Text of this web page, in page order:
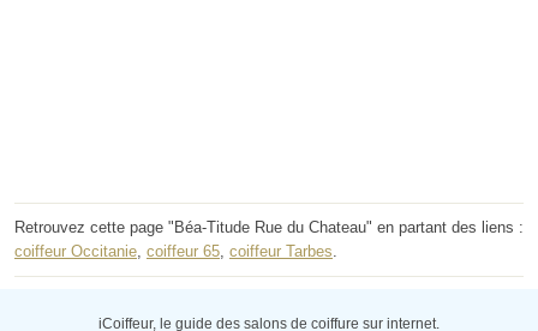
Retrouvez cette page "Béa-Titude Rue du Chateau" en partant des liens :
coiffeur Occitanie, coiffeur 65, coiffeur Tarbes.
iCoiffeur, le guide des salons de coiffure sur internet.